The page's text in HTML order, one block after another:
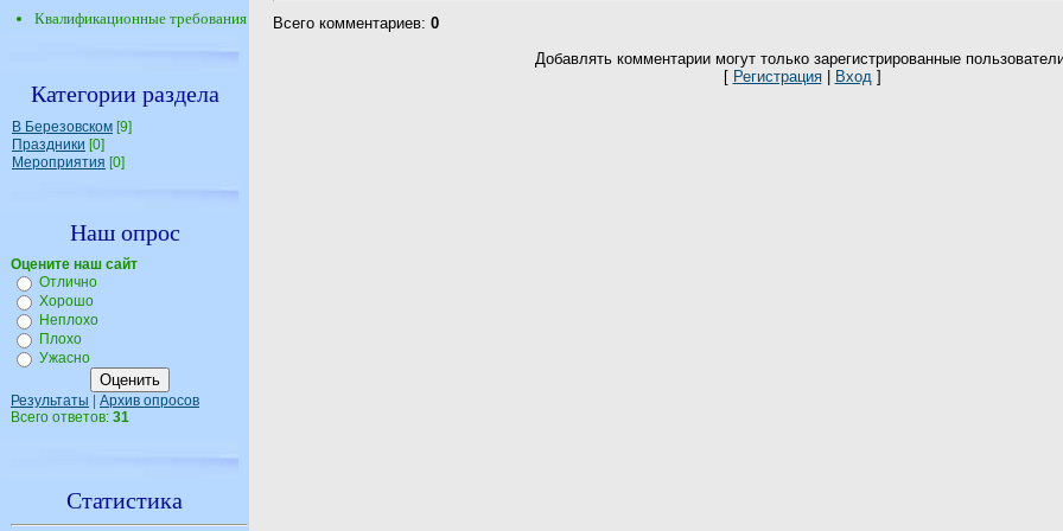
Квалификационные требования
Категории раздела
В Березовском [9]
Праздники [0]
Мероприятия [0]
Наш опрос
Оцените наш сайт
Отлично
Хорошо
Неплохо
Плохо
Ужасно
Результаты
Архив опросов
Всего ответов: 31
Статистика
Всего комментариев: 0
Добавлять комментарии могут только зарегистрированные
[ Регистрация| Вход]